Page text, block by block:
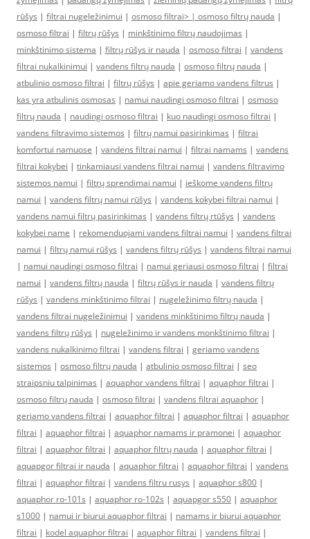
rūšys | filtrai nugeležinimui | osmoso filtrai> | osmoso filtrų nauda |
osmoso filtrai | filtrų rūšys | minkštinimo filtrų naudojimas |
minkštinimo sistema | filtrų rūšys ir nauda | osmoso filtrai | vandens
filtrai nukalkinimui | vandens filtrų nauda | osmoso filtrų nauda |
atbulinio osmoso filtrai | filtrų rūšys | apie geriamo vandens filtrus |
kas yra atbulinis osmosas | namui naudingi osmoso filtrai | osmoso
filtrų nauda | naudingi osmoso filtrai | kuo naudingi osmoso filtrai |
vandens filtravimo sistemos | filtrų namui pasirinkimas | filtrai
komfortui namuose | vandens filtrai namui | filtrai namams | vandens
filtrai kokybei | tinkamiausi vandens filtrai namui | vandens filtravimo
sistemos namui | filtrų sprendimai namui | ieškome vandens filtrų
namui | vandens filtrų namui rūšys | vandens kokybei filtrai namui |
vandens namui filtrų pasirinkimas | vandens filtrų rtūšys | vandens
kokybei name | rekomenduojami vandens filtrai namui | vandens filtrai
namui | filtrų namui rūšys | vandens filtrų rūšys | vandens filtrai namui
| namui naudingi osmoso filtrai | namui geriausi osmoso filtrai | filtrai
namui | vandens filtrų nauda | filtrų rūšys ir nauda | vandens filtrų
rūšys | vandens minkštinimo filtrai | nugeležinimo filtrų nauda |
vandens filtrai nugeležinimui | vandens minkštinimo filtrų nauda |
vandens filtrų rūšys | nugeležinimo ir vandens monkštinimo filtrai |
vandens nukalkinimo filtrai | vandens filtrai | geriamo vandens
sistemos | osmoso filtrų nauda | atbulinio osmoso filtrai | seo
straipsniu talpinimas | aquaphor vandens filtrai | aquaphor filtrai |
osmoso filtrų nauda | osmoso filtrai | vandens filtrai aquaphor |
geriamo vandens filtrai | aquaphor filtrai | aquaphor filtrai | aquaphor
filtrai | aquaphor filtrai | aquaphor namams ir pramonei | aquaphor
filtrai | aquaphor filtrai | aquaphor filtrų nauda | aquaphor filtrai |
aquapgor filtrai ir nauda | aquaphor filtrai | aquaphor filtrai | vandens
filtrai | aquaphor filtrai | vandens filtru rusys | aquaphor s800 |
aquaphor ro-101s | aquaphor ro-102s | aquapgor s550 | aquaphor
s1000 | namui ir biurui aquaphor filtrai | namams ir biurui aquaphor
filtrai | kodel aquaphor filtrai | aquaphor filtrai | vandens filtrai |